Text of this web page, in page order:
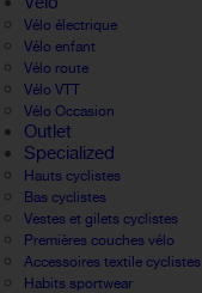
Vélo électrique
Vélo enfant
Vélo route
Vélo VTT
Vélo Occasion
Outlet
Specialized
Hauts cyclistes
Bas cyclistes
Vestes et gilets cyclistes
Premières couches vélo
Accessoires textile cyclistes
Habits sportwear